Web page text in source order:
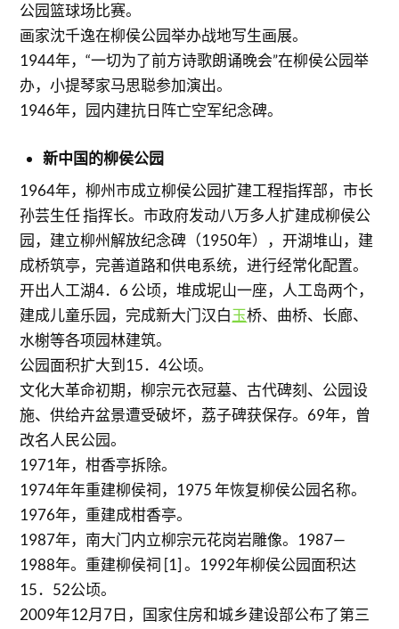
公园篮球场比赛。
画家沈千逸在柳侯公园举办战地写生画展。
1944年，“一切为了前方诗歌朗诵晚会”在柳侯公园举
办，小提琴家马思聪参加演出。
1946年，园内建抗日阵亡空军纪念碑。
新中国的柳侯公园
1964年，柳州市成立柳侯公园扩建工程指挥部，市长
孙芸生任 指挥长。市政府发动八万多人扩建成柳侯公
园，建立柳州解放纪念碑（1950年），开湖堆山，建
成桥筑亭，完善道路和供电系统，进行经常化配置。
开出人工湖4．6 公顷，堆成坭山一座，人工岛两个，
建成儿童乐园，完成新大门汉白玉桥、曲桥、长廊、
水榭等各项园林建筑。
公园面积扩大到15．4公顷。
文化大革命初期，柳宗元衣冠墓、古代碑刻、公园设
施、供给卉盆景遭受破坏，荔子碑获保存。69年，曾
改名人民公园。
1971年，柑香亭拆除。
1974年年重建柳侯祠，1975 年恢复柳侯公园名称。
1976年，重建成柑香亭。
1987年，南大门内立柳宗元花岗岩雕像。1987—
1988年。重建柳侯祠 [1] 。1992年柳侯公园面积达
15．52公顷。
2009年12月7日，国家住房和城乡建设部公布了第三